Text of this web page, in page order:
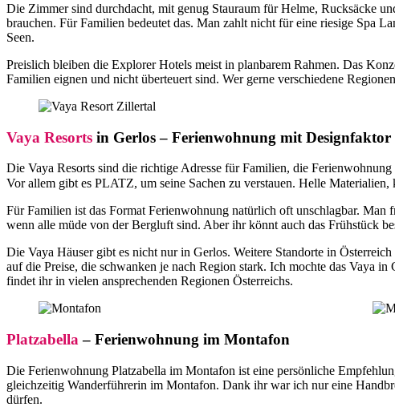
Die Zimmer sind durchdacht, mit genug Stauraum für Helme, Rucksäcke
brauchen. Für Familien bedeutet das. Man zahlt nicht für eine riesige Spa
Seen.
Preislich bleiben die Explorer Hotels meist in planbarem Rahmen. Das
Familien eignen und nicht überteuert sind. Wer gerne verschiedene
Vaya Resorts in Gerlos – Ferienwohnung mit Designfaktor
Die Vaya Resorts sind die richtige Adresse für Familien, die
Vor allem gibt es PLATZ, um seine Sachen zu verstauen. Helle
Für Familien ist das Format Ferienwohnung natürlich oft unschlagbar.
wenn alle müde von der Bergluft sind. Aber ihr könnt auch das Frühstück
Die Vaya Häuser gibt es nicht nur in Gerlos. Weitere Standorte in
auf die Preise, die schwanken je nach Region stark. Ich mochte das Vaya
findet ihr in vielen ansprechenden Regionen Österreichs.
Platzabella – Ferienwohnung im Montafon
Die Ferienwohnung Platzabella im Montafon ist eine persönliche
gleichzeitig Wanderführerin im Montafon. Dank ihr war ich nur eine
dürfen.